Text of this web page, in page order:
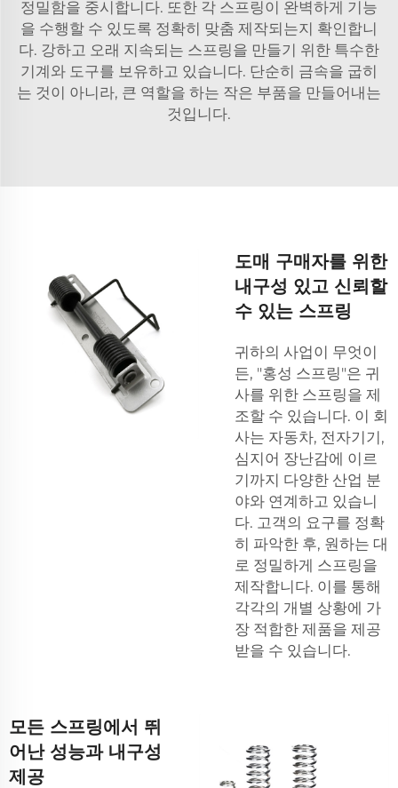
정밀함을 중시합니다. 또한 각 스프링이 완벽하게 기능
을 수행할 수 있도록 정확히 맞춤 제작되는지 확인합니
다. 강하고 오래 지속되는 스프링을 만들기 위한 특수한
기계와 도구를 보유하고 있습니다. 단순히 금속을 굽히
는 것이 아니라, 큰 역할을 하는 작은 부품을 만들어내는
것입니다.
도매 구매자를 위한
내구성 있고 신뢰할
수 있는 스프링
귀하의 사업이 무엇이
든, "홍성 스프링"은 귀
사를 위한 스프링을 제
조할 수 있습니다. 이 회
사는 자동차, 전자기기,
심지어 장난감에 이르
기까지 다양한 산업 분
야와 연계하고 있습니
다. 고객의 요구를 정확
히 파악한 후, 원하는 대
로 정밀하게 스프링을
제작합니다. 이를 통해
각각의 개별 상황에 가
장 적합한 제품을 제공
받을 수 있습니다.
모든 스프링에서 뛰
어난 성능과 내구성
제공